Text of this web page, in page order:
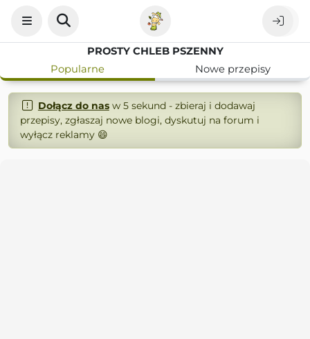
PROSTY CHLEB PSZENNY
Popularne
Nowe przepisy
Dołącz do nasw 5 sekund - zbieraj i dodawaj
przepisy, zgłaszaj nowe blogi, dyskutuj na forum i
wyłącz reklamy 😄